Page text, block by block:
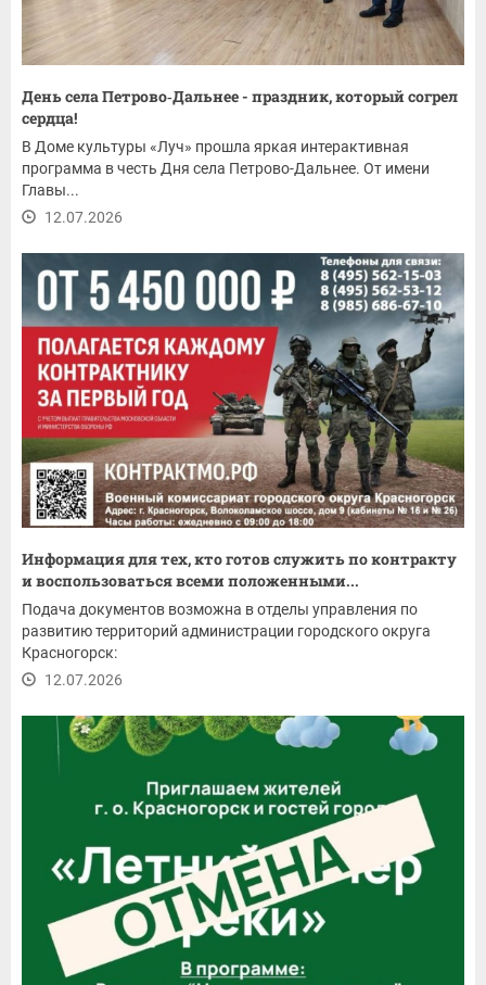
День села Петрово‑Дальнее - праздник, который согрел
сердца!
В Доме культуры «Луч» прошла яркая интерактивная
программа в честь Дня села Петрово-Дальнее. От имени
Главы...
12.07.2026
Информация для тех, кто готов служить по контракту
и воспользоваться всеми положенными...
Подача документов возможна в отделы управления по
развитию территорий администрации городского округа
Красногорск:
12.07.2026